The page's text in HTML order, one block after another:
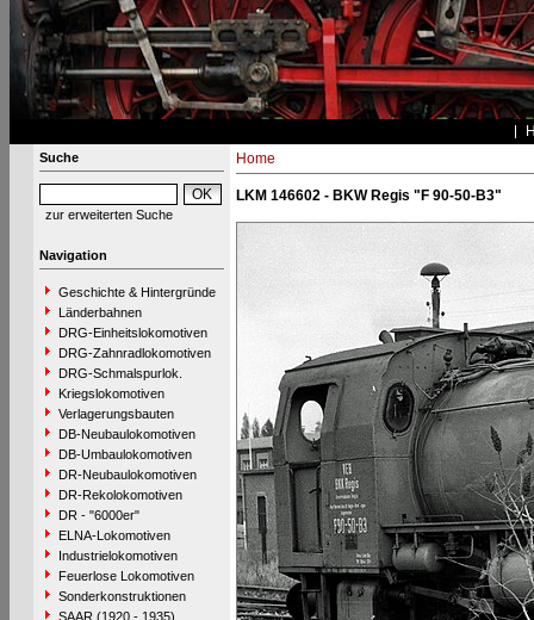
Suche
zur erweiterten Suche
Navigation
Geschichte & Hintergründe
Länderbahnen
DRG-Einheitslokomotiven
DRG-Zahnradlokomotiven
DRG-Schmalspurlok.
Kriegslokomotiven
Verlagerungsbauten
DB-Neubaulokomotiven
DB-Umbaulokomotiven
DR-Neubaulokomotiven
DR-Rekolokomotiven
DR - "6000er"
ELNA-Lokomotiven
Industrielokomotiven
Feuerlose Lokomotiven
Sonderkonstruktionen
SAAR (1920 - 1935)
Home
LKM 146602 - BKW Regis "F 90-50-B3"